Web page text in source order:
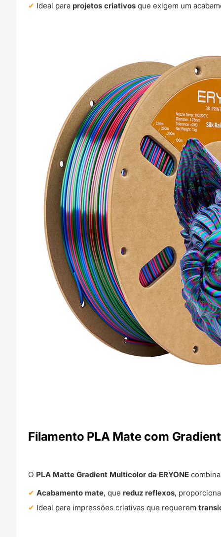
Ideal para projetos criativos que exigem um
Filamento PLA Mate com
O PLA Matte Gradient Multicolor da ERYONE
Acabamento mate, que reduz reflexos,
Ideal para impressões criativas que requerem